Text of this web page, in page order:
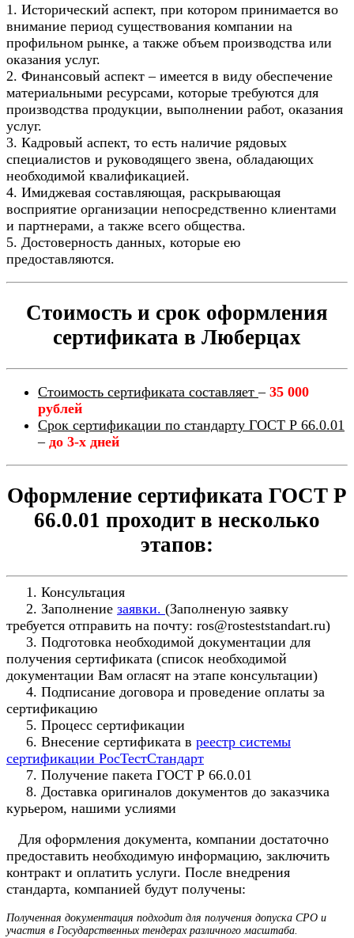
1. Исторический аспект, при котором принимается во
внимание период существования компании на
профильном рынке, а также объем производства или
оказания услуг.
2. Финансовый аспект – имеется в виду обеспечение
материальными ресурсами, которые требуются для
производства продукции, выполнении работ, оказания
услуг.
3. Кадровый аспект, то есть наличие рядовых
специалистов и руководящего звена, обладающих
необходимой квалификацией.
4. Имиджевая составляющая, раскрывающая
восприятие организации непосредственно клиентами
и партнерами, а также всего общества.
5. Достоверность данных, которые ею
предоставляются.
Стоимость и срок оформления
сертификата в Люберцах
Стоимость сертификата составляет– 35 000
рублей
Срок сертификации по стандарту ГОСТ Р 66.0.01
– до 3-х дней
Оформление сертификата ГОСТ Р
66.0.01 проходит в несколько
этапов:
1. Консультация
2. Заполнение заявки. (Заполненую заявку
требуется отправить на почту: ros@rosteststandart.ru)
3. Подготовка необходимой документации для
получения сертификата (список необходимой
документации Вам огласят на этапе консультации)
4. Подписание договора и проведение оплаты за
сертификацию
5. Процесс сертификации
6. Внесение сертификата в реестр системы
сертификации РосТестСтандарт
7. Получение пакета ГОСТ Р 66.0.01
8. Доставка оригиналов документов до заказчика
курьером, нашими услиями
Для оформления документа, компании достаточно
предоставить необходимую информацию, заключить
контракт и оплатить услуги. После внедрения
стандарта, компанией будут получены:
Полученная документация подходит для получения допуска СРО и
участия в Государственных тендерах различного масштаба.